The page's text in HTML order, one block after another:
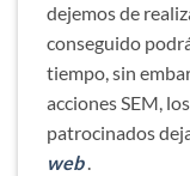
dejemos de
conseguido
tiempo, sin
acciones SEM,
patrocinados
web.